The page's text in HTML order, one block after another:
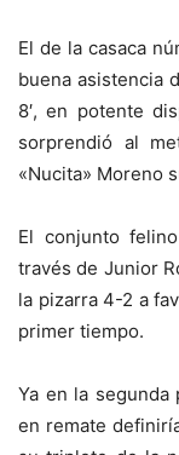
El de la casaca
buena asistencia
8′, en potente
sorprendió al
«Nucita» Moreno
El conjunto
través de Junior
la pizarra 4-2 a
primer tiempo.
Ya en la segunda
en remate